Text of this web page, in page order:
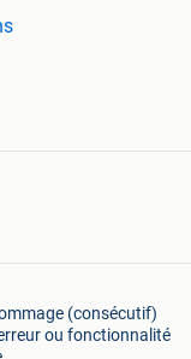
(consécutif)
ou fonctionnalité